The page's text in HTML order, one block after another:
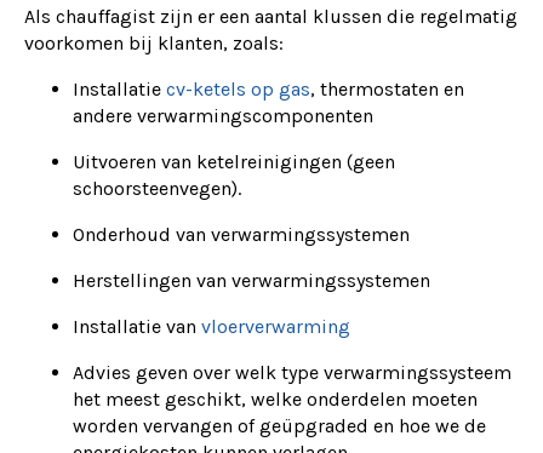
Als chauffagist zijn er een aantal klussen die regelmatig
voorkomen bij klanten, zoals:
Installatie cv-ketels op gas, thermostaten en
andere verwarmingscomponenten
Uitvoeren van ketelreinigingen (geen
schoorsteenvegen).
Onderhoud van verwarmingssystemen
Herstellingen van verwarmingssystemen
Installatie van vloerverwarming
Advies geven over welk type verwarmingssysteem
het meest geschikt, welke onderdelen moeten
worden vervangen of geüpgraded en hoe we de